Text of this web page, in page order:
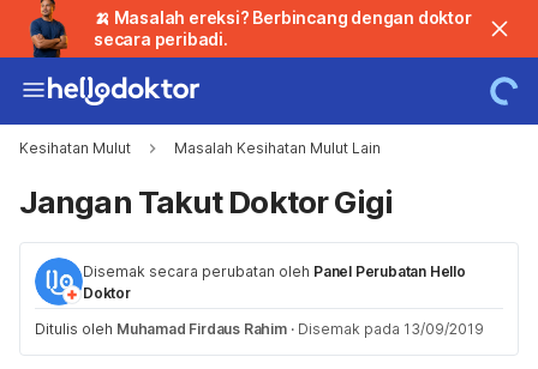
🍌 Masalah ereksi? Berbincang dengan doktor
secara peribadi.
Kesihatan Mulut Masalah Kesihatan Mulut Lain
Jangan Takut Doktor Gigi
Disemak secara perubatan oleh Panel Perubatan Hello
Doktor
Ditulis oleh Muhamad Firdaus Rahim · Disemak pada 13/09/2019